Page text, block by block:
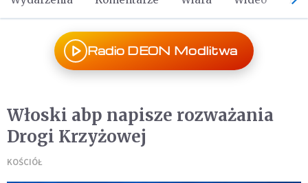
Radio DEON Modlitwa
Włoski abp napisze rozważania
Drogi Krzyżowej
KOŚCIÓŁ